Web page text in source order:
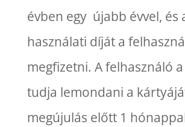
évben egy újabb évvel, és
használati díját a
megfizetni. A felhasználó
tudja lemondani a
megújulás előtt 1